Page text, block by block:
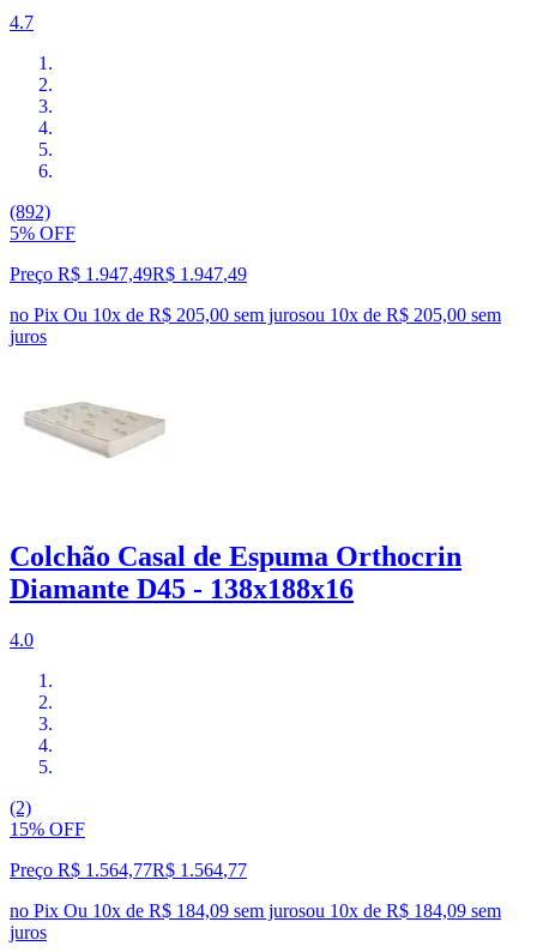
4.7
(892)
5% OFF
Preço R$ 1.947,49R$ 1.947,49
no Pix Ou 10x de R$ 205,00 sem jurosou 10x de R$ 205,00 sem
juros
Colchão Casal de Espuma Orthocrin
Diamante D45 - 138x188x16
4.0
(2)
15% OFF
Preço R$ 1.564,77R$ 1.564,77
no Pix Ou 10x de R$ 184,09 sem jurosou 10x de R$ 184,09 sem
juros